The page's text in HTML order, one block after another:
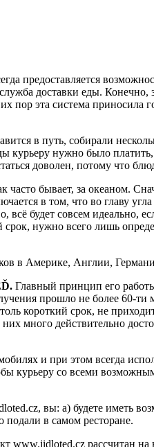
предоставляется
доставки еды.
эта система приносила
в путь, собирали
нужно было
доволен, потому что
часто бывает, за океаном.
в том, что во главу
будет совсем идеально,
нужно всего лишь
в Америке, Англии,
Главный принцип его
прошло не более 60-
короткий срок, не
много действительно
и при этом всегда
курьеру со всеми
вы: а) будете иметь
подали в самом ресторане.
www.jidloted.cz рассчитан